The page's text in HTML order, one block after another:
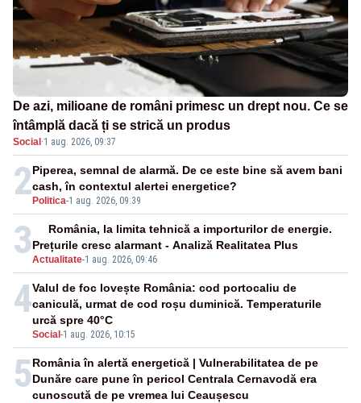
De azi, milioane de români primesc un drept nou. Ce se
întâmplă dacă ți se strică un produs
Social ·1 aug. 2026, 09:37
2 Politica-1 aug. 2026, 09:39
Piperea, semnal de alarmă. De ce este bine să avem bani
cash, în contextul alertei energetice?
3Actualitate-1 aug. 2026, 09:46
România, la limita tehnică a importurilor de energie.
Prețurile cresc alarmant - Analiză Realitatea Plus
4
Social -1 aug. 2026, 10:15
Valul de foc lovește România: cod portocaliu de
caniculă, urmat de cod roșu duminică. Temperaturile
urcă spre 40°C
5România în alertă energetică | Vulnerabilitatea de pe
Dunăre care pune în pericol Centrala Cernavodă era
cunoscută de pe vremea lui Ceaușescu